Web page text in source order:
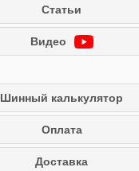
Статьи
Видео
Шинный калькулятор
Оплата
Доставка